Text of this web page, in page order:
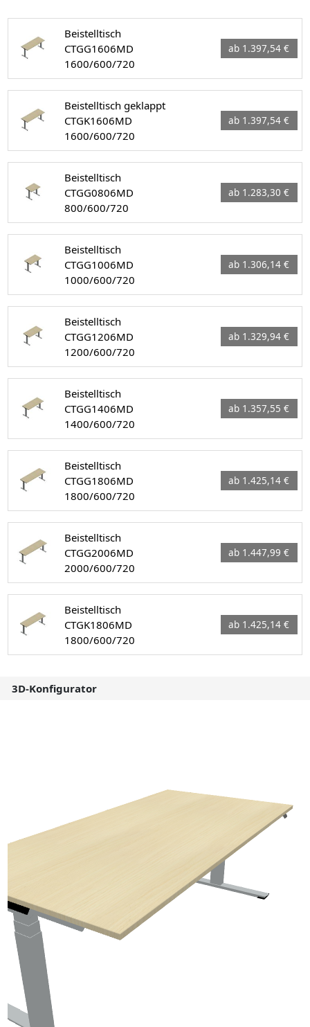
Beistelltisch
CTGG1606MD
1600/600/720
ab 1.397,54 €
Beistelltisch geklappt
CTGK1606MD
1600/600/720
ab 1.397,54 €
Beistelltisch
CTGG0806MD
800/600/720
ab 1.283,30 €
Beistelltisch
CTGG1006MD
1000/600/720
ab 1.306,14 €
Beistelltisch
CTGG1206MD
1200/600/720
ab 1.329,94 €
Beistelltisch
CTGG1406MD
1400/600/720
ab 1.357,55 €
Beistelltisch
CTGG1806MD
1800/600/720
ab 1.425,14 €
Beistelltisch
CTGG2006MD
2000/600/720
ab 1.447,99 €
Beistelltisch
CTGK1806MD
1800/600/720
ab 1.425,14 €
3D-Konfigurator